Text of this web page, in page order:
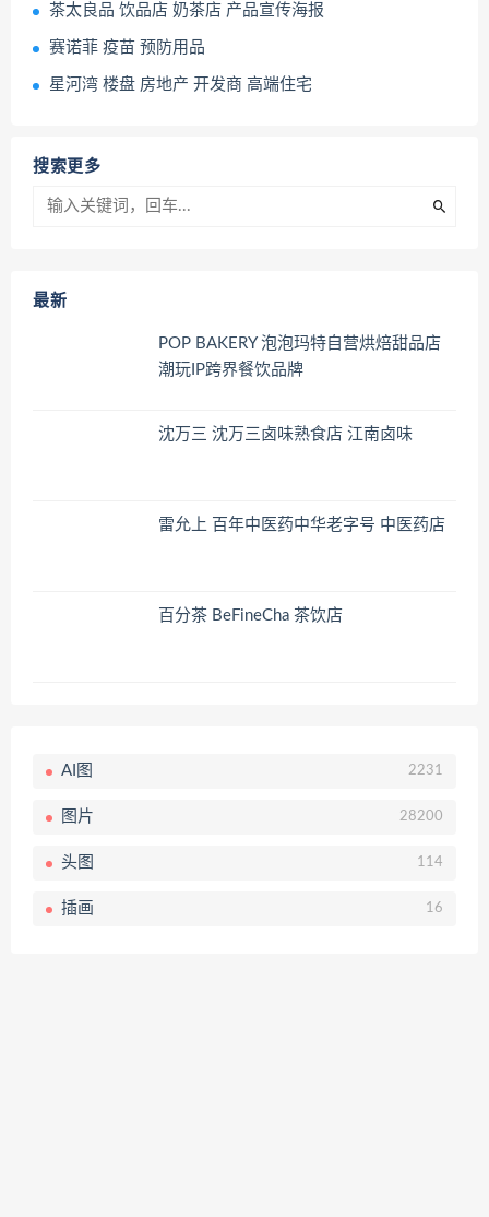
茶太良品 饮品店 奶茶店 产品宣传海报
赛诺菲 疫苗 预防用品
星河湾 楼盘 房地产 开发商 高端住宅
搜索更多
最新
POP BAKERY 泡泡玛特自营烘焙甜品店
潮玩IP跨界餐饮品牌
沈万三 沈万三卤味熟食店 江南卤味
雷允上 百年中医药中华老字号 中医药店
百分茶 BeFineCha 茶饮店
AI图 2231
图片 28200
头图 114
插画 16